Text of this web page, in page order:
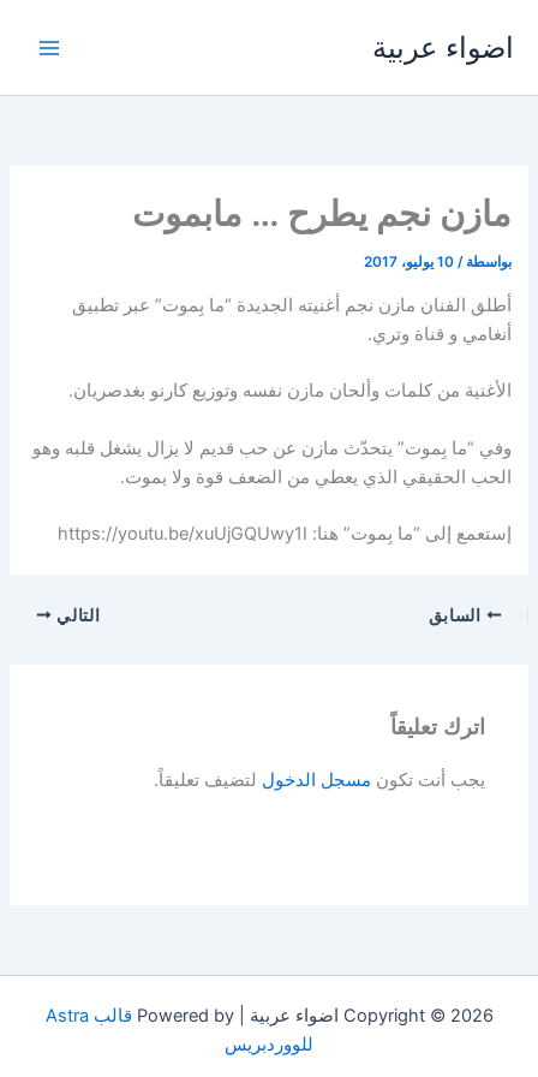
اضواء عربية
مازن نجم يطرح … مابموت
بواسطة /10 يوليو، 2017
أطلق الفنان مازن نجم أغنيته الجديدة “ما بِموت” عبر تطبيق
أنغامي و قناة وتري.
الأغنية من كلمات وألحان مازن نفسه وتوزيع كارنو بغدصريان.
وفي “ما بِموت” يتحدّث مازن عن حب قديم لا يزال يشغل قلبه وهو
الحب الحقيقي الذي يعطي من الضعف قوة ولا يموت.
إستعمع إلى “ما بِموت” هنا: https://youtu.be/xuUjGQUwy1I
السابق التالي
اترك تعليقاً
يجب أنت تكون مسجل الدخول لتضيف تعليقاً.
Copyright © 2026 اضواء عربية | Powered by
قالب Astra
للووردبريس